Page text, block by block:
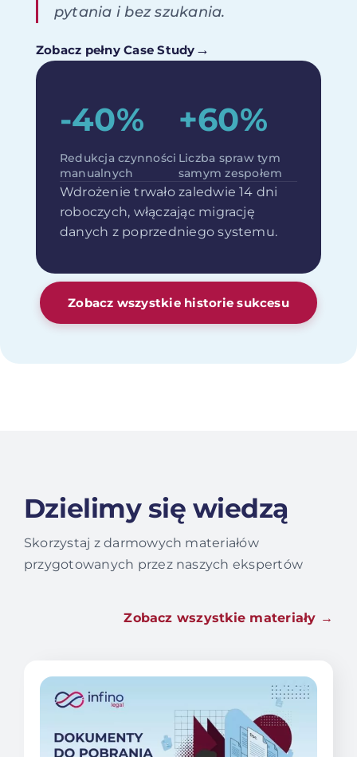
pytania i bez szukania.
Zobacz pełny Case Study →
-40%
Redukcja czynności
manualnych
+60%
Liczba spraw tym
samym zespołem
Wdrożenie trwało zaledwie 14 dni
roboczych, włączając migrację
danych z poprzedniego systemu.
Zobacz wszystkie historie sukcesu
Dzielimy się wiedzą
Skorzystaj z darmowych materiałów
przygotowanych przez naszych ekspertów
Zobacz wszystkie materiały →